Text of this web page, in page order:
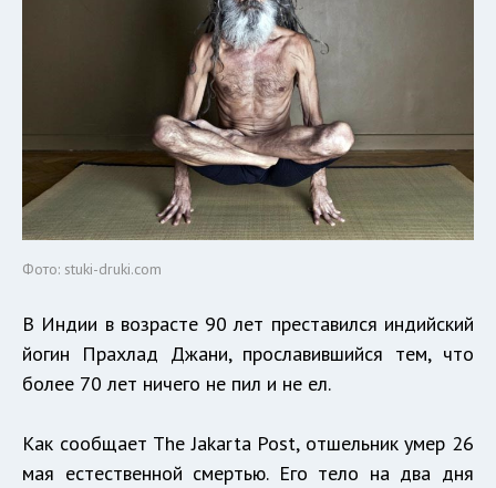
Фото: stuki-druki.com
В Индии в возрасте 90 лет преставился индийский
йогин Прахлад Джани, прославившийся тем, что
более 70 лет ничего не пил и не ел.
Как сообщает The Jakarta Post, отшельник умер 26
мая естественной смертью. Его тело на два дня